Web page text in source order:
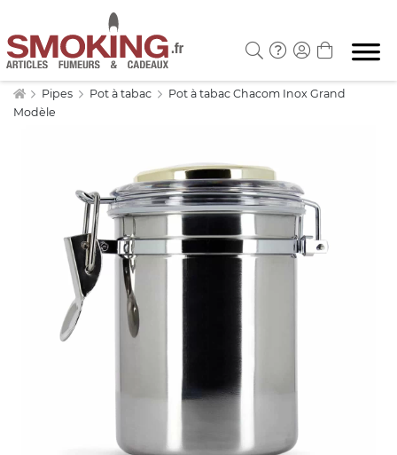
Pipes Pot à tabac
Pot à tabac Chacom Inox Grand
Modèle